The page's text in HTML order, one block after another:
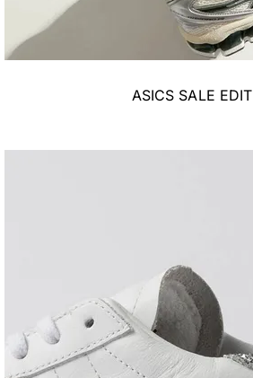
ASICS SALE EDIT